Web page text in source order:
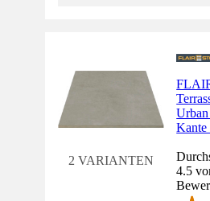
2 VARIANTEN
Kante
4.5